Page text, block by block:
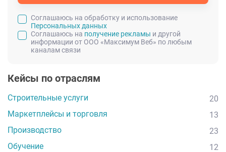
Cоглашаюсь на обработку и использование
Персональных данных
Соглашаюсь на получение рекламы и другой
информации от ООО «Максимум Веб» по любым
каналам связи
Кейсы по отраслям
Строительные услуги
20
Маркетплейсы и торговля
13
Производство
23
Обучение
12